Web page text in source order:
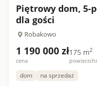
Piętrowy dom, 5-
dla gości
Robakowo
1 190 000 zł
cena
175 m2
dom na sprzedaż